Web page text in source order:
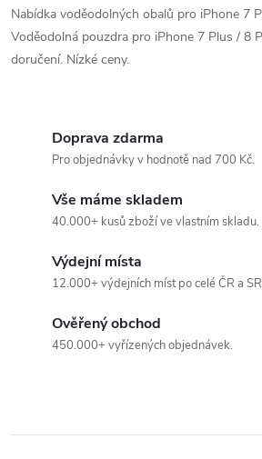
v
l
Nabídka voděodolných obalů pro iPhone 7
Voděodolná pouzdra pro iPhone 7 Plus / 8
doručení. Nízké ceny.
Doprava zdarma
Pro objednávky v hodnotě nad 700 Kč.
Vše máme skladem
40.000+ kusů zboží ve vlastním skladu.
Výdejní místa
12.000+ výdejních míst po celé ČR a
Ověřený obchod
450.000+ vyřízených objednávek.